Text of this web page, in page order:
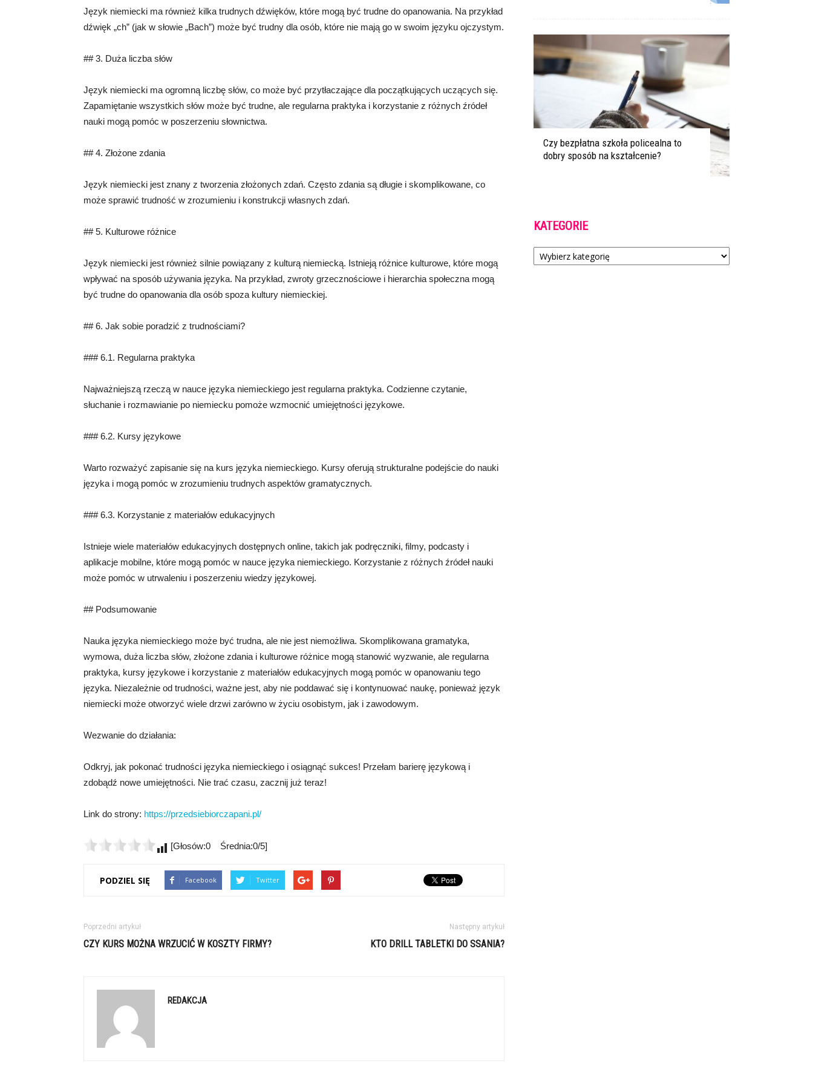
Język niemiecki ma również kilka trudnych dźwięków, które mogą być trudne do opanowania. Na przykład
dźwięk „ch” (jak w słowie „Bach”) może być trudny dla osób, które nie mają go w swoim języku ojczystym.
## 3. Duża liczba słów
Język niemiecki ma ogromną liczbę słów, co może być przytłaczające dla początkujących uczących się.
Zapamiętanie wszystkich słów może być trudne, ale regularna praktyka i korzystanie z różnych źródeł
nauki mogą pomóc w poszerzeniu słownictwa.
## 4. Złożone zdania
Język niemiecki jest znany z tworzenia złożonych zdań. Często zdania są długie i skomplikowane, co
może sprawić trudność w zrozumieniu i konstrukcji własnych zdań.
## 5. Kulturowe różnice
Język niemiecki jest również silnie powiązany z kulturą niemiecką. Istnieją różnice kulturowe, które mogą
wpływać na sposób używania języka. Na przykład, zwroty grzecznościowe i hierarchia społeczna mogą
być trudne do opanowania dla osób spoza kultury niemieckiej.
## 6. Jak sobie poradzić z trudnościami?
### 6.1. Regularna praktyka
Najważniejszą rzeczą w nauce języka niemieckiego jest regularna praktyka. Codzienne czytanie,
słuchanie i rozmawianie po niemiecku pomoże wzmocnić umiejętności językowe.
### 6.2. Kursy językowe
Warto rozważyć zapisanie się na kurs języka niemieckiego. Kursy oferują strukturalne podejście do nauki
języka i mogą pomóc w zrozumieniu trudnych aspektów gramatycznych.
### 6.3. Korzystanie z materiałów edukacyjnych
Istnieje wiele materiałów edukacyjnych dostępnych online, takich jak podręczniki, filmy, podcasty i
aplikacje mobilne, które mogą pomóc w nauce języka niemieckiego. Korzystanie z różnych źródeł nauki
może pomóc w utrwaleniu i poszerzeniu wiedzy językowej.
## Podsumowanie
Nauka języka niemieckiego może być trudna, ale nie jest niemożliwa. Skomplikowana gramatyka,
wymowa, duża liczba słów, złożone zdania i kulturowe różnice mogą stanowić wyzwanie, ale regularna
praktyka, kursy językowe i korzystanie z materiałów edukacyjnych mogą pomóc w opanowaniu tego
języka. Niezależnie od trudności, ważne jest, aby nie poddawać się i kontynuować naukę, ponieważ język
niemiecki może otworzyć wiele drzwi zarówno w życiu osobistym, jak i zawodowym.
Wezwanie do działania:
Odkryj, jak pokonać trudności języka niemieckiego i osiągnąć sukces! Przełam barierę językową i
zdobądź nowe umiejętności. Nie trać czasu, zacznij już teraz!
Link do strony: https://przedsiebiorczapani.pl/
[Głosów:0 Średnia:0/5]
PODZIEL SIĘ Facebook Twitter
Poprzedni artykuł
CZY KURS MOŻNA WRZUCIĆ W KOSZTY FIRMY?
Następny artykuł
KTO DRILL TABLETKI DO SSANIA?
REDAKCJA
Czy bezpłatna szkoła policealna to
dobry sposób na kształcenie?
KATEGORIE
Kategorie